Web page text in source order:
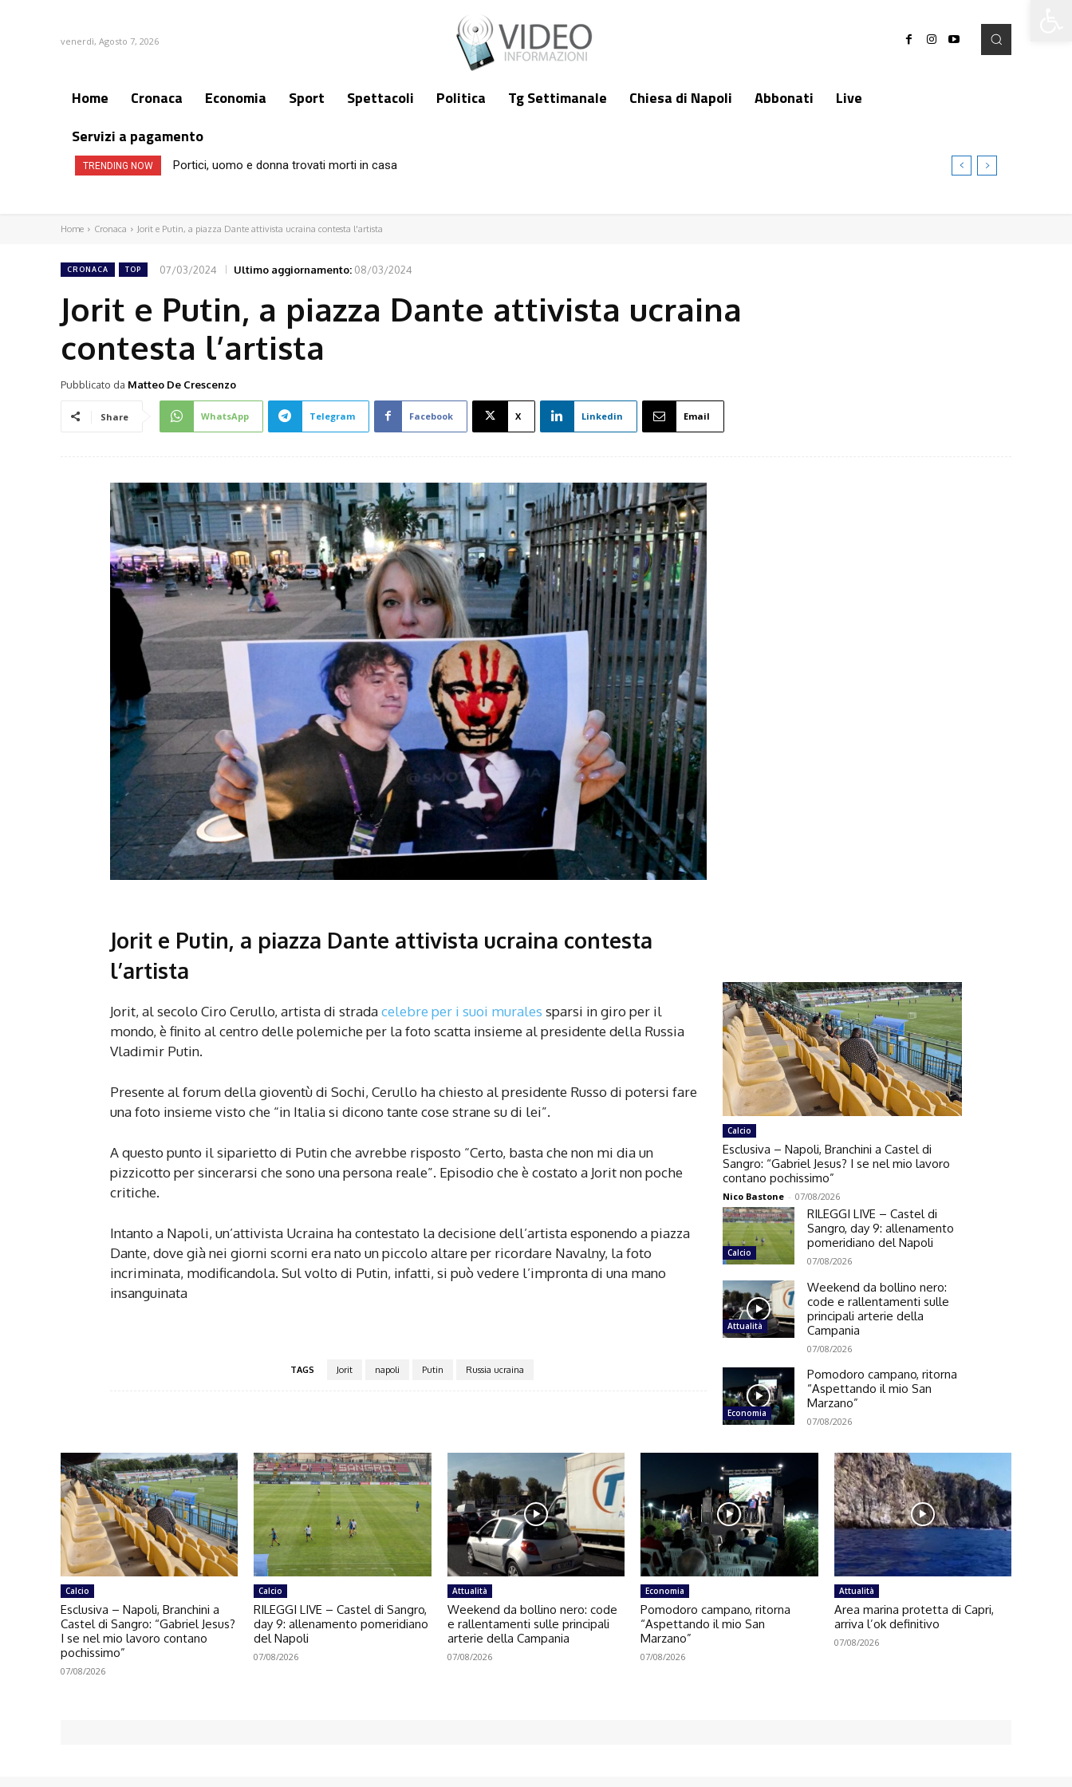
venerdì, Agosto 7, 2026
Home Cronaca Economia Sport Spettacoli Politica Tg Settimanale Chiesa di Napoli Abbonati
Live
Servizi a pagamento
TRENDING NOW Portici, uomo e donna trovati morti in casa
Home Cronaca Jorit e Putin, a piazza Dante attivista ucraina contesta l'artista
CRONACA TOP 07/03/2024 Ultimo aggiornamento: 08/03/2024
Jorit e Putin, a piazza Dante attivista ucraina
contesta l’artista
Pubblicato da Matteo De Crescenzo
Share WhatsApp Telegram Facebook X Linkedin Email
Jorit e Putin, a piazza Dante attivista ucraina contesta
l’artista
Jorit, al secolo Ciro Cerullo, artista di stradacelebre per i suoi murales sparsi in giro per il
mondo, è finito al centro delle polemiche per la foto scatta insieme al presidente della Russia
Vladimir Putin.
Presente al forum della gioventù di Sochi, Cerullo ha chiesto al presidente Russo di potersi fare
una foto insieme visto che “in Italia si dicono tante cose strane su di lei”.
A questo punto il siparietto di Putin che avrebbe risposto “Certo, basta che non mi dia un
pizzicotto per sincerarsi che sono una persona reale”. Episodio che è costato a Jorit non poche
critiche.
Intanto a Napoli, un’attivista Ucraina ha contestato la decisione dell’artista esponendo a piazza
Dante, dove già nei giorni scorni era nato un piccolo altare per ricordare Navalny, la foto
incriminata, modificandola. Sul volto di Putin, infatti, si può vedere l’impronta di una mano
insanguinata
TAGS Jorit napoli Putin Russia ucraina
Calcio
Esclusiva – Napoli, Branchini a Castel di
Sangro: “Gabriel Jesus? I se nel mio lavoro
contano pochissimo”
Nico Bastone - 07/08/2026
Calcio
RILEGGI LIVE – Castel di
Sangro, day 9: allenamento
pomeridiano del Napoli
07/08/2026
Attualità
Weekend da bollino nero:
code e rallentamenti sulle
principali arterie della
Campania
07/08/2026
Economia
Pomodoro campano, ritorna
“Aspettando il mio San
Marzano”
07/08/2026
Calcio
Esclusiva – Napoli, Branchini a
Castel di Sangro: “Gabriel Jesus?
I se nel mio lavoro contano
pochissimo”
07/08/2026
Calcio
RILEGGI LIVE – Castel di Sangro,
day 9: allenamento pomeridiano
del Napoli
07/08/2026
Attualità
Weekend da bollino nero: code
e rallentamenti sulle principali
arterie della Campania
07/08/2026
Economia
Pomodoro campano, ritorna
“Aspettando il mio San
Marzano”
07/08/2026
Attualità
Area marina protetta di Capri,
arriva l’ok definitivo
07/08/2026